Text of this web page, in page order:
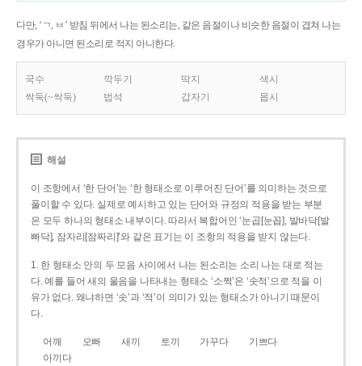
다만, ‘ㄱ, ㅂ’ 받침 뒤에서 나는 된소리는, 같은 음절이나 비슷한 음절이 겹쳐 나는
경우가 아니면 된소리로 적지 아니한다.
국수 깍두기 딱지
색시
싹둑(~싹둑)
법석 갑자기 몹시
해설
이 조항에서 ‘한 단어’는 ‘한 형태소로 이루어진 단어’를 의미하는 것으로
풀이할 수 있다. 실제로 예시하고 있는 단어와 규정의 적용을 받는 부분
은 모두 하나의 형태소 내부이다. 따라서 복합어인 ‘눈곱[눈꼽], 발바닥[발
빠닥], 잠자리[잠짜리]’와 같은 표기는 이 조항의 적용을 받지 않는다.
1. 한 형태소 안의 두 모음 사이에서 나는 된소리는 소리 나는 대로 적는
다. 예를 들어 새의 울음을 나타내는 형태소 ‘소쩍’은 ‘솟적’으로 적을 이
유가 없다. 왜냐하면 ‘솟’과 ‘적’이 의미가 있는 형태소가 아니기 때문이
다.
어깨 오빠 새끼 토끼 가꾸다
기쁘다
아끼다